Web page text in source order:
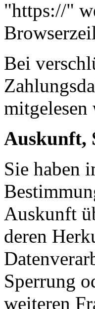
"https://"
Bei
mitgelesen
Auskunft,
Sie haben
Auskunft
deren
Sperrung
weiteren